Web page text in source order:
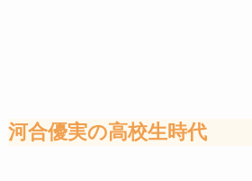
河合優実の高校生時代